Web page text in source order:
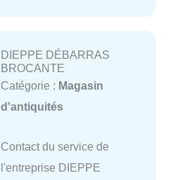
DIEPPE DÉBARRAS
BROCANTE
Catégorie : Magasin
d'antiquités
Contact du service de
l'entreprise DIEPPE